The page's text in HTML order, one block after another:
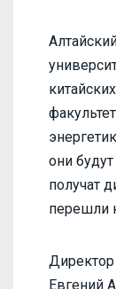
они
получат
перешли
Директор
Евгений